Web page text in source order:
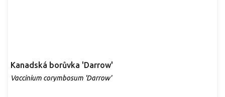
Kanadská borůvka 'Darrow'
Vaccinium corymbosum 'Darrow'